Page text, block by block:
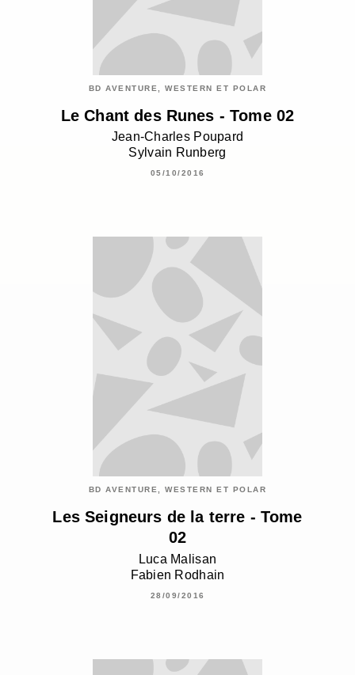
BD AVENTURE, WESTERN ET POLAR
Le Chant des Runes - Tome 02
Jean-Charles Poupard
Sylvain Runberg
05/10/2016
BD AVENTURE, WESTERN ET POLAR
Les Seigneurs de la terre - Tome
02
Luca Malisan
Fabien Rodhain
28/09/2016